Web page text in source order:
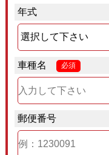
年式
車種名 必須
郵便番号